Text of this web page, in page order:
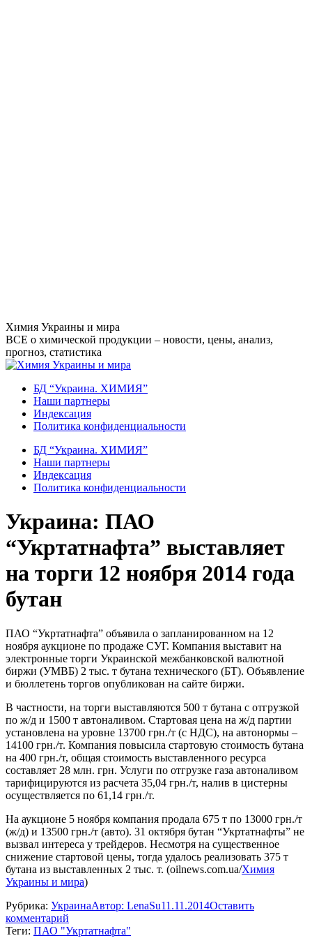
Перейти
к
содержанию
Химия Украины и мира
ВСЕ о химической продукции – новости, цены, анализ,
прогноз, статистика
БД “Украина. ХИМИЯ”
Наши партнеры
Индексация
Политика конфиденциальности
БД “Украина. ХИМИЯ”
Наши партнеры
Индексация
Политика конфиденциальности
Украина: ПАО
“Укртатнафта” выставляет
на торги 12 ноября 2014 года
бутан
ПАО “Укртатнафта” объявила о запланированном на 12
ноября аукционе по продаже СУГ. Компания выставит на
электронные торги Украинской межбанковской валютной
биржи (УМВБ) 2 тыс. т бутана технического (БТ). Объявление
и бюллетень торгов опубликован на сайте биржи.
В частности, на торги выставляются 500 т бутана с отгрузкой
по ж/д и 1500 т автоналивом. Стартовая цена на ж/д партии
установлена на уровне 13700 грн./т (с НДС), на автонормы –
14100 грн./т. Компания повысила стартовую стоимость бутана
на 400 грн./т, общая стоимость выставленного ресурса
составляет 28 млн. грн. Услуги по отгрузке газа автоналивом
тарифицируются из расчета 35,04 грн./т, налив в цистерны
осуществляется по 61,14 грн./т.
На аукционе 5 ноября компания продала 675 т по 13000 грн./т
(ж/д) и 13500 грн./т (авто). 31 октября бутан “Укртатнафты” не
вызвал интереса у трейдеров. Несмотря на существенное
снижение стартовой цены, тогда удалось реализовать 375 т
бутана из выставленных 2 тыс. т. (oilnews.com.ua/Химия
Украины и мира)
Рубрика: УкраинаАвтор: LenaSu11.11.2014Оставить
комментарий
Теги: ПАО "Укртатнафта"